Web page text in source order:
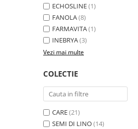
ECHOSLINE(1)
FANOLA(8)
FARMAVITA(1)
INEBRYA(3)
Vezi mai multe
COLECTIE
CARE(21)
SEMI DI LINO(14)